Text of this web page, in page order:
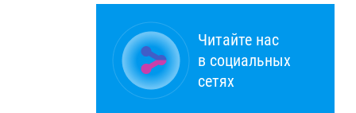
Читайте нас
в социальных
сетях